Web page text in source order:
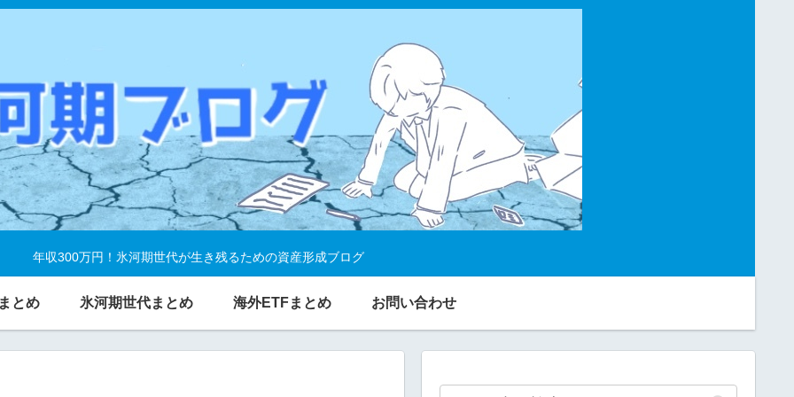
年収300万円！氷河期世代が生き残るための資産形成ブログ
とめ 氷河期世代まとめ 海外ETFまとめ お問い合わせ